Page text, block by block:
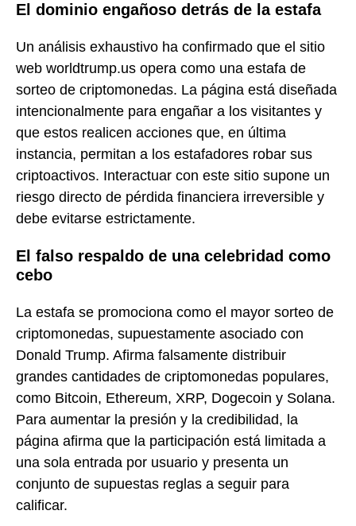
El dominio engañoso detrás de la estafa
Un análisis exhaustivo ha confirmado que el sitio
web worldtrump.us opera como una estafa de
sorteo de criptomonedas. La página está diseñada
intencionalmente para engañar a los visitantes y
que estos realicen acciones que, en última
instancia, permitan a los estafadores robar sus
criptoactivos. Interactuar con este sitio supone un
riesgo directo de pérdida financiera irreversible y
debe evitarse estrictamente.
El falso respaldo de una celebridad como
cebo
La estafa se promociona como el mayor sorteo de
criptomonedas, supuestamente asociado con
Donald Trump. Afirma falsamente distribuir
grandes cantidades de criptomonedas populares,
como Bitcoin, Ethereum, XRP, Dogecoin y Solana.
Para aumentar la presión y la credibilidad, la
página afirma que la participación está limitada a
una sola entrada por usuario y presenta un
conjunto de supuestas reglas a seguir para
calificar.